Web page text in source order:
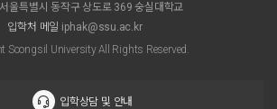
울특별시 동작구 상도로 369 숭실대학교
입학처 메일 iphak@ssu.ac.kr
Soongsil University All Rights Reserved.
입학상담 및 안내